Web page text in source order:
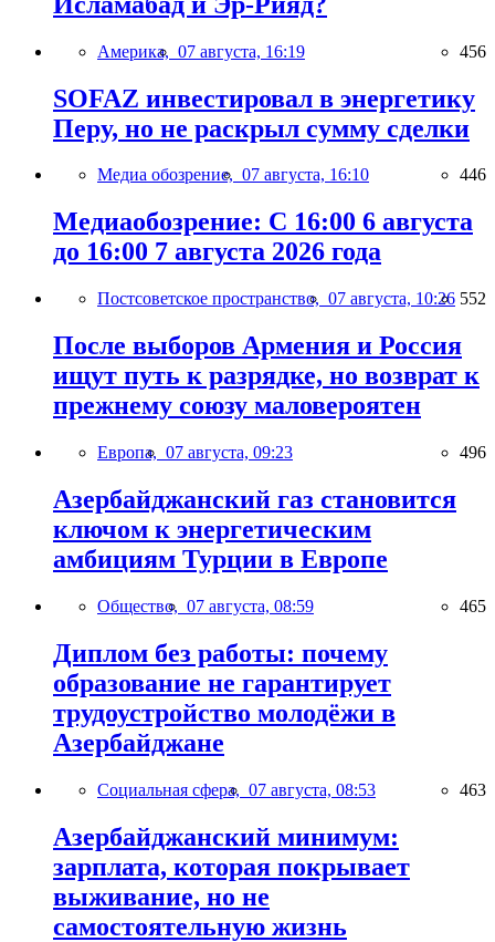
Америка, 07 августа, 16:19 456
SOFAZ инвестировал в энергетику
Перу, но не раскрыл сумму сделки
Медиа обозрение, 07 августа, 16:10 446
Медиаобозрение: С 16:00 6 августа
до 16:00 7 августа 2026 года
Постсоветское пространство, 07 августа, 10:26 552
После выборов Армения и Россия
ищут путь к разрядке, но возврат к
прежнему союзу маловероятен
Европа, 07 августа, 09:23 496
Азербайджанский газ становится
ключом к энергетическим
амбициям Турции в Европе
Общество, 07 августа, 08:59 465
Диплом без работы: почему
образование не гарантирует
трудоустройство молодёжи в
Азербайджане
Социальная сфера, 07 августа, 08:53 463
Азербайджанский минимум:
зарплата, которая покрывает
выживание, но не
самостоятельную жизнь